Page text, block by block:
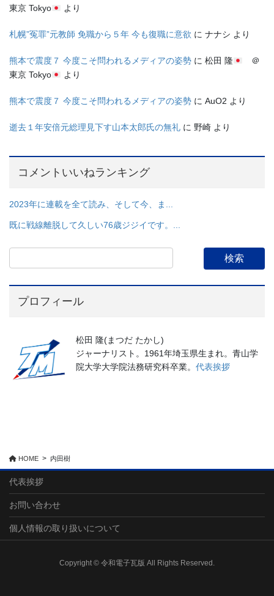
東京 Tokyo
より
札幌”冤罪”元教師 免職から５年 今も復職に意欲 に ナナシ より
熊本で震度７ 今度こそ問われるメディアの姿勢 に 松田 隆
＠
東京 Tokyo
より
熊本で震度７ 今度こそ問われるメディアの姿勢 に AuO2 より
逝去１年安倍元総理見下す山本太郎氏の無礼 に 野崎 より
コメントいいねランキング
2023年に連載を全て読み、そして今、ま...
既に戦線離脱して久しい76歳ジジイです。...
プロフィール
松田 隆(まつだ たかし)
ジャーナリスト。1961年埼玉県生まれ。青山学
院大学大学院法務研究科卒業。 代表挨拶
HOME 内田樹
代表挨拶
お問い合わせ
個人情報の取り扱いについて
Copyright © 令和電子瓦版 All Rights Reserved.